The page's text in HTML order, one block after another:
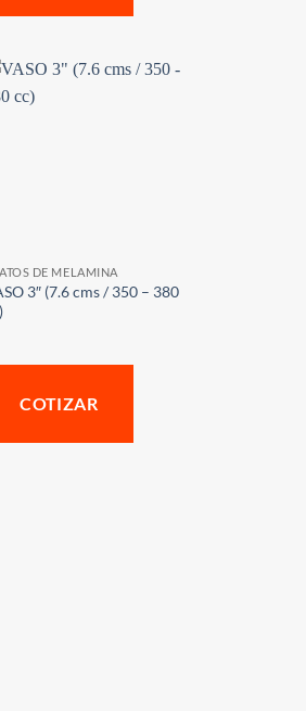
DE MELAMINA
3″ (7.6 cms / 350 – 380
COTIZAR